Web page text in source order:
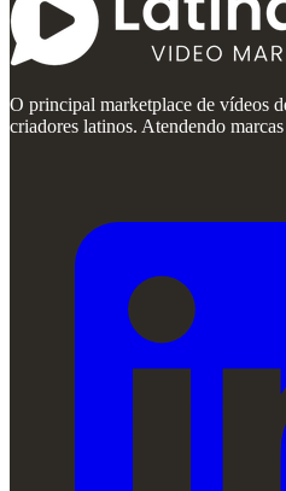
O principal marketplace de vídeos
criadores latinos. Atendendo